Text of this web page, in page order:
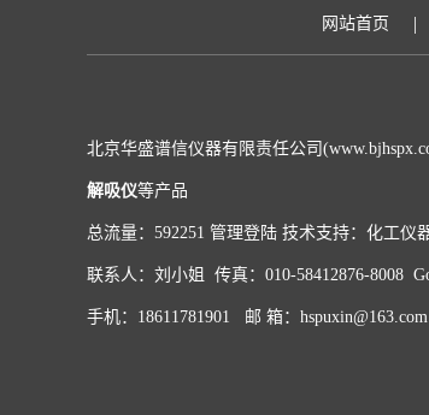
网站首页 |
北京华盛谱信仪器有限责任公司
解吸仪等产品
总流量：592251 管理登陆 技术支持： 化工仪
联系人：刘小姐 传真：010-58412876-8008
手机：18611781901 邮 箱：hspuxin@163.com